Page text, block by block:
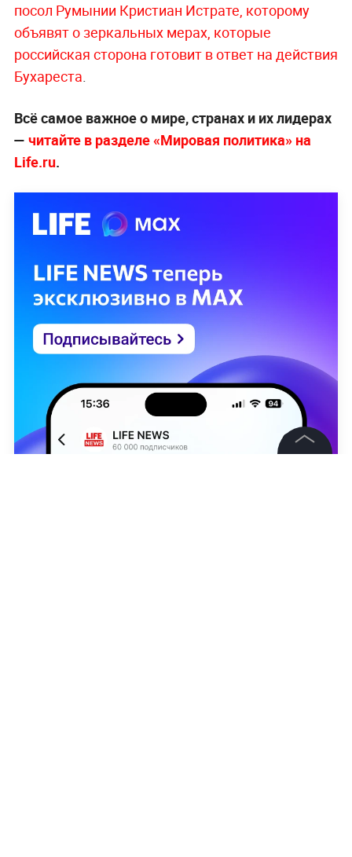
посол Румынии Кристиан Истрате, которому
объявят о зеркальных мерах, которые
российская сторона готовит в ответ на действия
Бухареста.
Всё самое важное о мире, странах и их лидерах
— читайте в разделе «Мировая политика» на
Life.ru.